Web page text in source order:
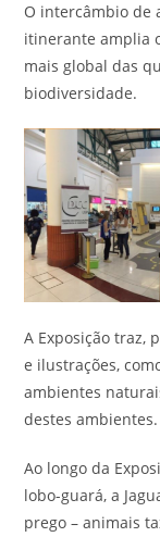
O intercâmbio de
itinerante amplia
mais global das
biodiversidade.
A Exposição traz,
e ilustrações,
ambientes
destes ambientes.
Ao longo da
lobo-guará, a
prego – animais